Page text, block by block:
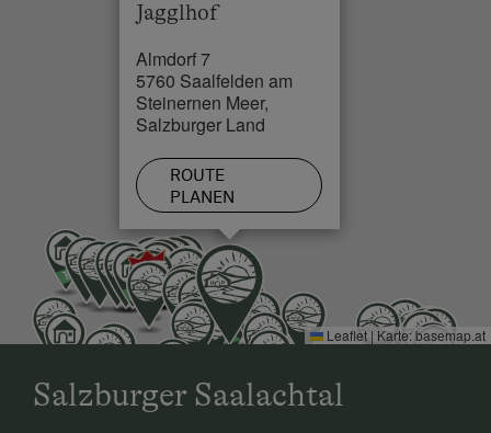
Jagglhof
Almdorf 7
5760 Saalfelden am
Steinernen Meer,
Salzburger Land
ROUTE
PLANEN
Leaflet | Karte:basemap.at
Salzburger Saalachtal